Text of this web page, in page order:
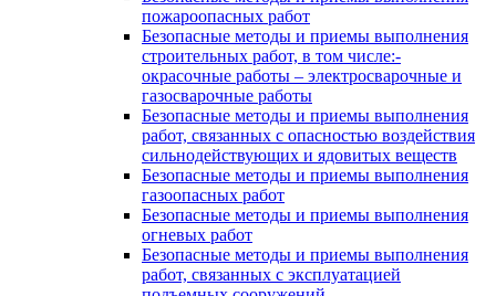
пожароопасных работ
Безопасные методы и приемы выполнения
строительных работ, в том числе:-
окрасочные работы – электросварочные и
газосварочные работы
Безопасные методы и приемы выполнения
работ, связанных с опасностью воздействия
сильнодействующих и ядовитых веществ
Безопасные методы и приемы выполнения
газоопасных работ
Безопасные методы и приемы выполнения
огневых работ
Безопасные методы и приемы выполнения
работ, связанных с эксплуатацией